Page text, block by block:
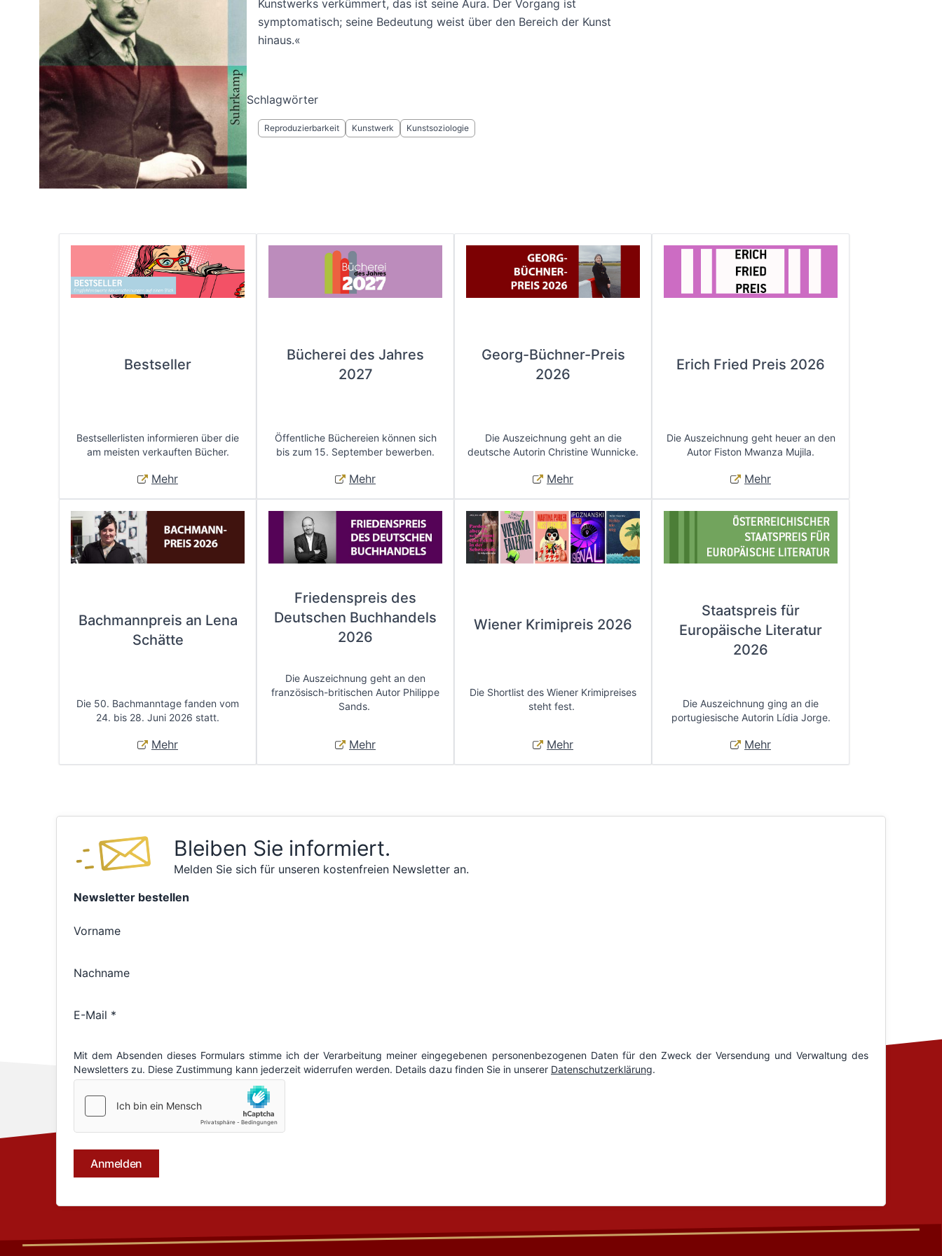
Kunstwerks verkümmert, das ist seine Aura. Der Vorgang ist
symptomatisch; seine Bedeutung weist über den Bereich der Kunst
hinaus.«
Schlagwörter
Reproduzierbarkeit Kunstwerk Kunstsoziologie
Bestseller
Bestsellerlisten informieren über die
am meisten verkauften Bücher.
Mehr
Bücherei des Jahres
2027
Öffentliche Büchereien können sich
bis zum 15. September bewerben.
Mehr
Georg-Büchner-Preis
2026
Die Auszeichnung geht an die
deutsche Autorin Christine Wunnicke.
Mehr
Erich Fried Preis 2026
Die Auszeichnung geht heuer an den
Autor Fiston Mwanza Mujila.
Mehr
Bachmannpreis an Lena
Schätte
Die 50. Bachmanntage fanden vom
24. bis 28. Juni 2026 statt.
Mehr
Friedenspreis des
Deutschen Buchhandels
2026
Die Auszeichnung geht an den
französisch-britischen Autor Philippe
Sands.
Mehr
Wiener Krimipreis 2026
Die Shortlist des Wiener Krimipreises
steht fest.
Mehr
Staatspreis für
Europäische Literatur
2026
Die Auszeichnung ging an die
portugiesische Autorin Lídia Jorge.
Mehr
Bleiben Sie informiert.
Melden Sie sich für unseren kostenfreien Newsletter an.